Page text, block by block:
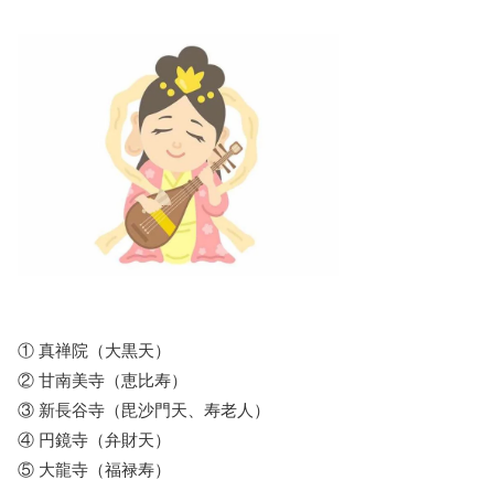
① 真禅院（大黒天）
② 甘南美寺（恵比寿）
③ 新長谷寺（毘沙門天、寿老人）
④ 円鏡寺（弁財天）
⑤ 大龍寺（福禄寿）